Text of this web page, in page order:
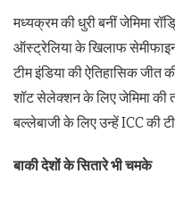
मध्यक्रम की धुरी बनीं जेमिमा
ऑस्ट्रेलिया के खिलाफ
टीम इंडिया की ऐतिहासिक
शॉट सेलेक्शन के लिए जेमिमा की
बल्लेबाजी के लिए उन्हें ICC की
बाकी देशों के सितारे भी चमके